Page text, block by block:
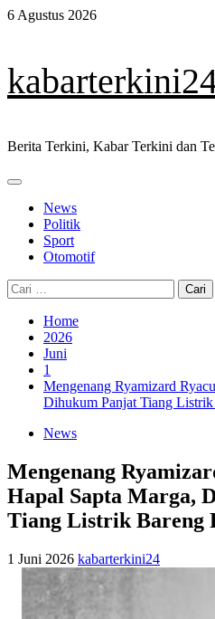
Skip
6 Agustus 2026
Berita Terkini, Kabar Terkini dan
Primary
News
Politik
Sport
Otomotif
Cari
untuk:
Home
2026
Juni
1
Mengenang Ryamizard
Dihukum Panjat Tiang
News
Mengenang
Hapal Sapta Marga,
Tiang Listrik Bareng
1 Juni 2026 kabarterkini24